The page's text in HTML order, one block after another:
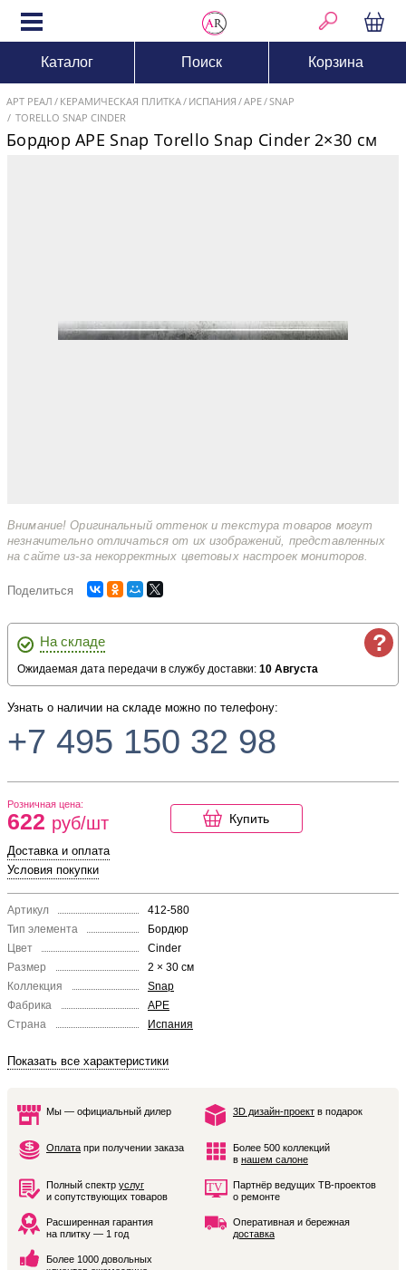
Каталог Поиск Корзина
АРТ РЕАЛ КЕРАМИЧЕСКАЯ ПЛИТКА ИСПАНИЯ APE SNAP
TORELLO SNAP CINDER
Бордюр APE Snap Torello Snap Cinder 2×30 см
Внимание! Оригинальный оттенок и текстура товаров могут
незначительно отличаться от их изображений, представленных
на сайте из-за некорректных цветовых настроек мониторов.
Поделиться
?
На складе
Ожидаемая дата передачи в службу доставки: 10 Августа
Узнать о наличии на складе можно по телефону:
+7 495 150 32 98
Розничная цена:
622 руб/шт Купить
Доставка и оплата
Условия покупки
Артикул
412-580
Тип элемента
Бордюр
Цвет
Cinder
Размер
2 × 30 см
Коллекция
Snap
Фабрика
APE
Страна
Испания
Показать все характеристики
Мы — официальный дилер 3D дизайн-проект в подарок
Оплата при получении заказа
Более 500 коллекций
в нашем салоне
Полный спектр услуг
и сопутствующих товаров
Партнёр ведущих ТВ-проектов
о ремонте
Расширенная гарантия
на плитку — 1 год
Оперативная и бережная
доставка
Более 1000 довольных